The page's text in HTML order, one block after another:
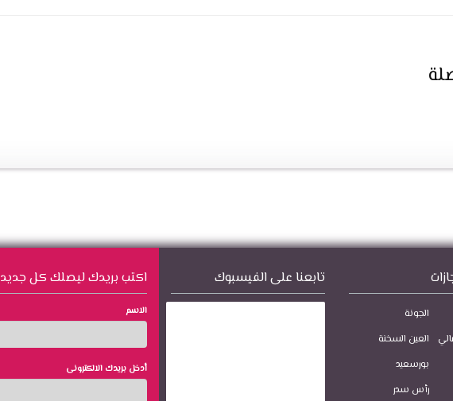
الجونة
العين السخنة
بورسعيد
رأس سدر
تابعنا على الفيسبوك اكتب بريدك ليصلك كل جديد
الاسم
أدخل بريدك الالكترونى